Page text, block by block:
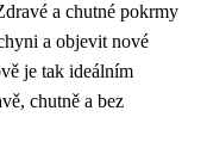
a chutné pokrmy
a objevit nové
je tak ideálním
chutně a bez